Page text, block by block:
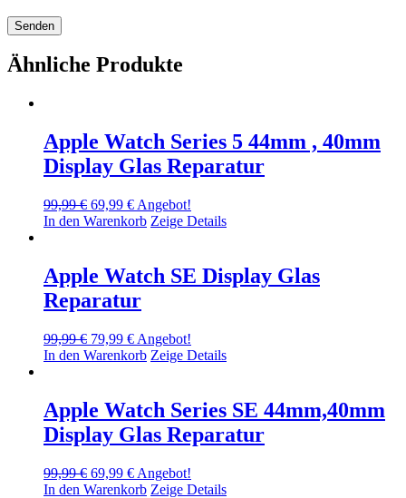
Ähnliche Produkte
Apple Watch Series 5 44mm , 40mm
Display Glas Reparatur
99,99€ Ursprünglicher
Preis
69,99 €Aktueller
Preis
Angebot!
In den Warenkorb Zeige Details
Apple Watch SE Display Glas
Reparatur
99,99€ Ursprünglicher
Preis
79,99 €Aktueller
Preis
Angebot!
In den Warenkorb Zeige Details
Apple Watch Series SE 44mm,40mm
Display Glas Reparatur
99,99€ Ursprünglicher
Preis
69,99 €Aktueller
Preis
Angebot!
In den Warenkorb Zeige Details